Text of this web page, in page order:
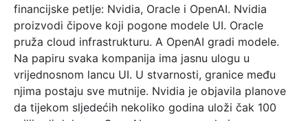
financijske petlje: Nvidia, Oracle i OpenAI. Nvidia
proizvodi čipove koji pogone modele UI. Oracle
pruža cloud infrastrukturu. A OpenAI gradi modele.
Na papiru svaka kompanija ima jasnu ulogu u
vrijednosnom lancu UI. U stvarnosti, granice među
njima postaju sve mutnije. Nvidia je objavila planove
da tijekom sljedećih nekoliko godina uloži čak 100